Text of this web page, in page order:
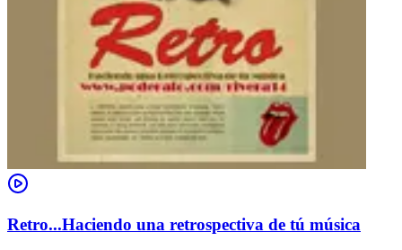
Retro...Haciendo una retrospectiva de tú música